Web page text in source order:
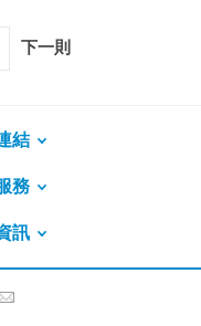
下一則
結
務
訊